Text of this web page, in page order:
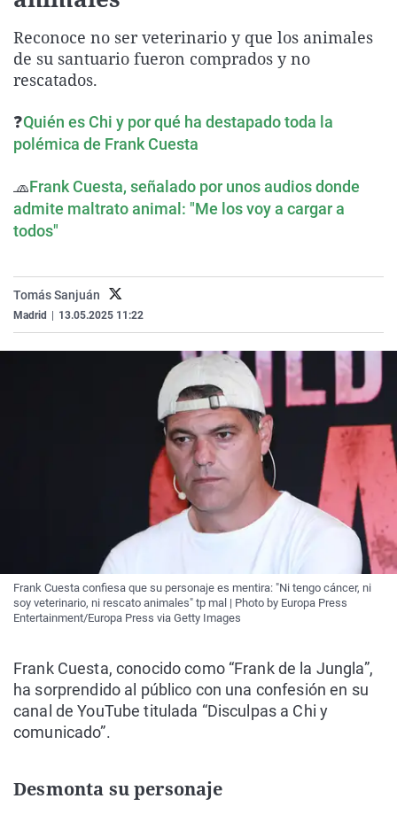
Gente viajera
Retornados
Galicia
Televisión
Reconoce no ser veterinario y que los animales
de su santuario fueron comprados y no
rescatados.
❓Quién es Chi y por qué ha destapado toda la
polémica de Frank Cuesta
🧢Frank Cuesta, señalado por unos audios donde
admite maltrato animal: "Me los voy a cargar a
todos"
Tomás Sanjuán
Madrid 13.05.2025 11:22
Frank Cuesta confiesa que su personaje es mentira: "Ni tengo cáncer, ni
soy veterinario, ni rescato animales" tp mal | Photo by Europa Press
Entertainment/Europa Press via Getty Images
Frank Cuesta, conocido como “Frank de la Jungla”,
ha sorprendido al público con una confesión en su
canal de YouTube titulada “Disculpas a Chi y
comunicado”.
Desmonta su personaje